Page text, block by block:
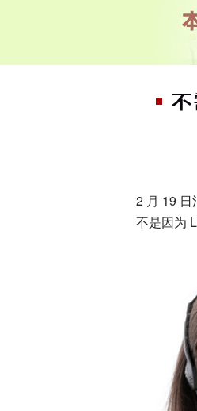
2 月 19
不是因为
Project
谷歌
与此同